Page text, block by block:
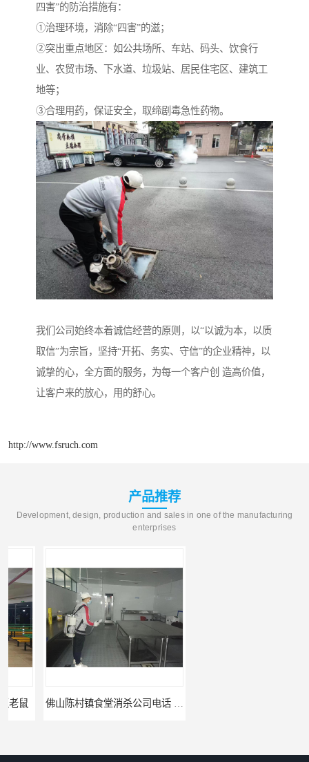
四害”的防治措施有：
①治理环境，消除“四害”的滋；
②突出重点地区：如公共场所、车站、码头、饮食行
业、农贸市场、下水道、垃圾站、居民住宅区、建筑工
地等；
③合理用药，保证安全，取缔剧毒急性药物。
我们公司始终本着诚信经营的原则，以“以诚为本，以质
取信”为宗旨，坚持“开拓、务实、守信”的企业精神，以
诚挚的心，全方面的服务，为每一个客户创 造高价值，
让客户来的放心，用的舒心。
http://www.fsruch.com
产品推荐
Development, design, production and sales in one of the manufacturing
enterprises
佛山陈村镇食堂消杀公司电话 陈村食堂灭鼠